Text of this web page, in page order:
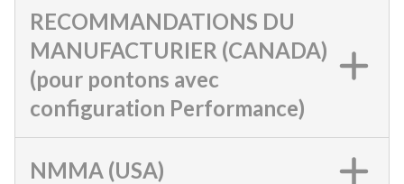
RECOMMANDATIONS DU
MANUFACTURIER (CANADA)
(pour pontons avec
configuration Performance)
NMMA (USA)